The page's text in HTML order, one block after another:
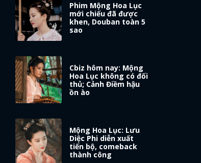
Phim Mộng Hoa Lục
mới chiếu đã được
khen, Douban toàn 5
sao
Cbiz hôm nay: Mộng
Hoa Lục không có đối
thủ; Cảnh Điềm hậu
ồn ào
Mộng Hoa Lục: Lưu
Diệc Phi diễn xuất
tiến bộ, comeback
thành công